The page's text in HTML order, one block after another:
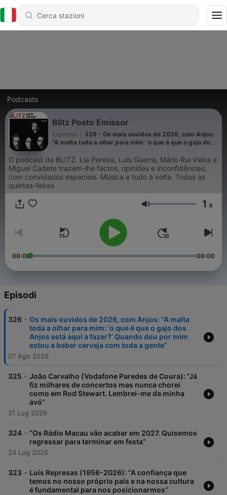
Podcasts
Blitz Posto Emissor
Expresso
326 - Os mais ouvidos de 2026, com Anjos:
“A malta toda a olhar para mim: ‘o que é que o gajo dos
beber cerveja com toda a gente”
O podcast da BLITZ. Lia Pereira, Luís Guerra, Mário Rui Vieira e
Miguel Cadete trazem-lhe factos, opiniões e inconfidências,
com convidados especiais. Música e tudo à volta. Todas as
quintas-feiras
Volume 1 x
00:00 00:00
Episodi
326 - Os mais ouvidos de 2026, com Anjos: “A malta
toda a olhar para mim: ‘o que é que o gajo dos
Anjos está aqui a fazer?’ Quando dou por mim
estou a beber cerveja com toda a gente”
07 Ago 2026
325 - João Carvalho (Vodafone Paredes de Coura): “Já
fiz milhares de concertos mas nunca chorei
como em Rod Stewart. Lembrei-me da minha
avó”
31 Lug 2026
324 - “Os Rádio Macau vão acabar em 2027. Quisemos
regressar para terminar em festa”
24 Lug 2026
323 - Luís Represas (1956-2026): “A confiança que
temos no nosso próprio país e na nossa cultura
é fundamental para nos posicionarmos”